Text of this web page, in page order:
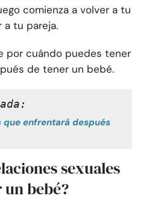
comienza a volver a tu
a tu pareja.
por cuándo puedes tener
de tener un bebé.
enfrentará después
sexuales
un bebé?